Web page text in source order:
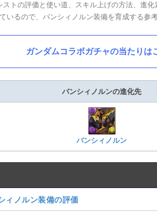
ストの評価と使い道、スキル上げの方法、進
いるので、バンシィノルン装備を育成する参
ガンダムコラボガチャの当たりは
バンシィノルンの進化先
バンシィノルン
ィノルン装備の評価